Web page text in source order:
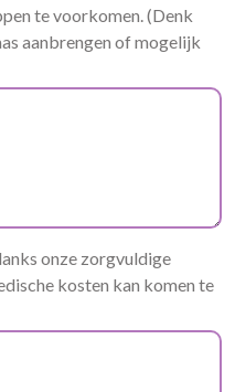
te voorkomen. (Denk
aanbrengen of mogelijk
onze zorgvuldige
kosten kan komen te